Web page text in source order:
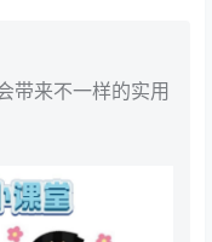
带来不一样的实用